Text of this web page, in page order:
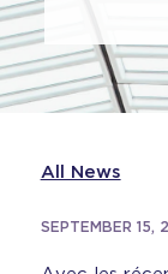
All News
SEPTEMBER 15,